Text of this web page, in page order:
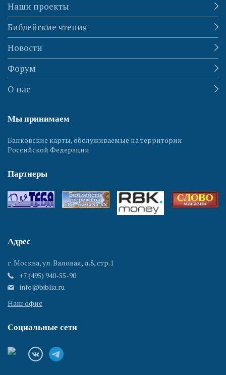
Наши проекты
Библейские чтения
Новости
Форум
О нас
Мы принимаем
Банковские карты, обслуживаемые на территории
Российской Федерации
Партнеры
Адрес
г. Москва, ул. Валовая, д.8, стр.1
+7 (495) 940-55-90
info@biblia.ru
Наш офис
Социальные сети